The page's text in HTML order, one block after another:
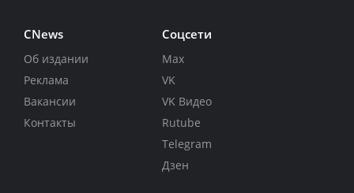
CNews
Об издании
Реклама
Вакансии
Контакты
Соцсети
Max
VK
VK Видео
Rutube
Telegram
Дзен